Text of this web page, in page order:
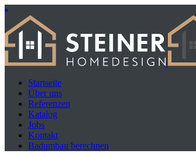
Startseite
Über uns
Referenzen
Katalog
Jobs
Kontakt
Badumbau berechnen